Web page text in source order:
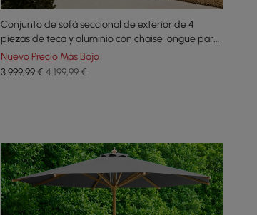
Conjunto de sofá seccional de exterior de 4
piezas de teca y aluminio con chaise longue para
4 personas en gris claro
Nuevo Precio Más Bajo
3.999,99€ 4.199,99 €